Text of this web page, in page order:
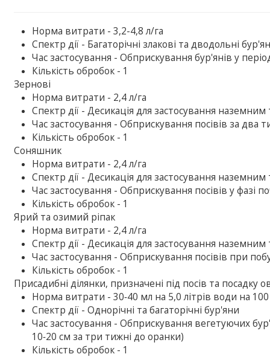
Норма витрати - 3,2-4,8 л/га
Спектр дії - Багаторічні злакові та дводольні
Час застосування - Обприскування бур'янів у
Кількість обробок - 1
Зернові
Норма витрати - 2,4 л/га
Спектр дії - Десикація для застосування
Час застосування - Обприскування посівів за два
Кількість обробок - 1
Соняшник
Норма витрати - 2,4 л/га
Спектр дії - Десикація для застосування
Час застосування - Обприскування посівів у фазі
Кількість обробок - 1
Ярий та озимий ріпак
Норма витрати - 2,4 л/га
Спектр дії - Десикація для застосування
Час застосування - Обприскування посівів при
Кількість обробок - 1
Присадибні ділянки, призначені під посів та посадку
Норма витрати - 30‑40 мл на 5,0 літрів води на
Спектр дії - Однорічні та багаторічні бур'яни
Час застосування - Обприскування вегетуючих
10‑20 см за три тижні до оранки)
Кількість обробок - 1